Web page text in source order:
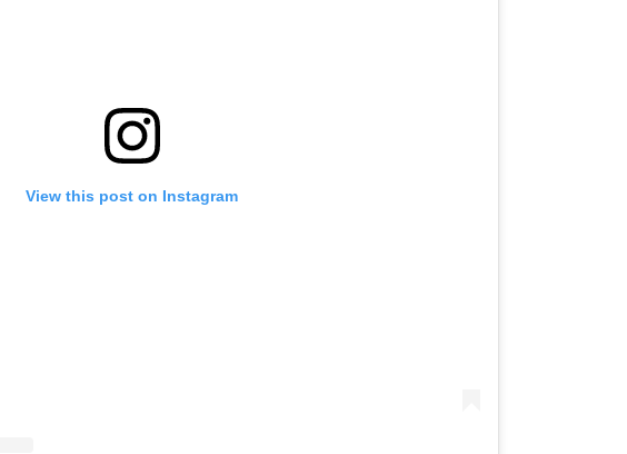
View this post on Instagram